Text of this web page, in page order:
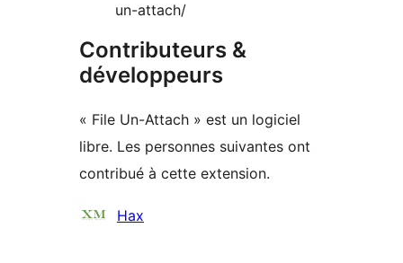
un-attach/
Contributeurs &
développeurs
« File Un-Attach » est un logiciel
libre. Les personnes suivantes ont
contribué à cette extension.
Contributeurs
Hax